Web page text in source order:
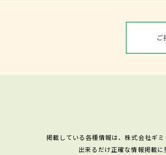
ご
掲載している各種情報は、株式会社ギ
出来るだけ正確な情報掲載